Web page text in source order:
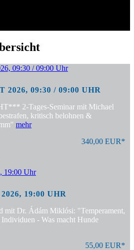
2026, 09:30 / 09:00 UHR
2-Tages-Seminar mit Michael
kritisch belohnen &
mehr
340,00 EUR*
19:00 UHR
mit Dr. Ádám Miklósi: "Temperament,
- Was macht Hunde
55,00 EUR*